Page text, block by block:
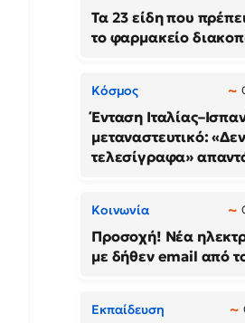
Τα 23 είδη που
το φαρμακείο
Κόσμος
Ένταση
μεταναστευτικό:
τελεσίγραφα»
Κοινωνία
Προσοχή! Νέα
με δήθεν email από
Εκπαίδευση